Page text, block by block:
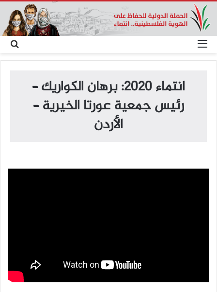
عن
انتماء 2020: برهان الكواريك –
رئيس جمعية عورتا الخيرية –
الأردن